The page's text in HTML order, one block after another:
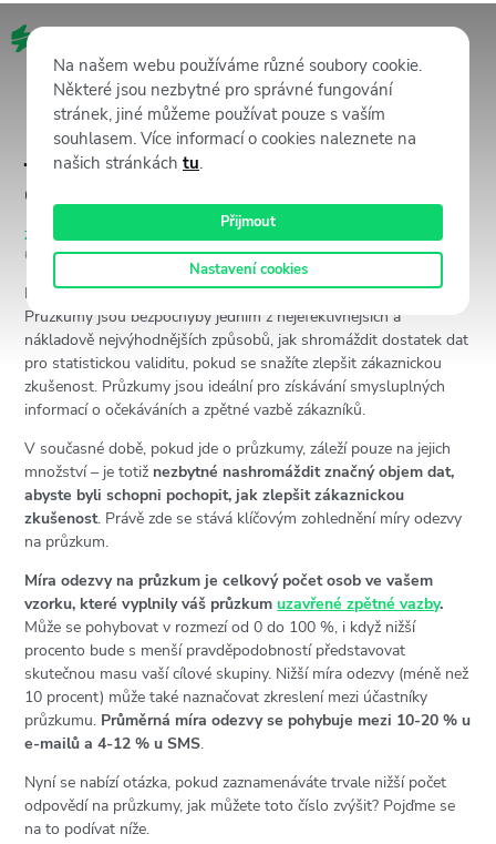
Jak zvýšit počet odpovědí na
dotazníky?
Zákaznícká zkušenost (CX)
22 července, 2022
6270 Views Karolina Purtzova
Reading Time:3 minutes
Průzkumy jsou bezpochyby jedním z nejefektivnějších a
nákladově nejvýhodnějších způsobů, jak shromáždit dostatek dat
pro statistickou validitu, pokud se snažíte zlepšit zákaznickou
zkušenost. Průzkumy jsou ideální pro získávání smysluplných
informací o očekáváních a zpětné vazbě zákazníků.
V současné době, pokud jde o průzkumy, záleží pouze na jejich
množství – je totiž nezbytné nashromáždit značný objem dat,
abyste byli schopni pochopit, jak zlepšit zákaznickou
zkušenost. Právě zde se stává klíčovým zohlednění míry odezvy
na průzkum.
Míra odezvy na průzkum je celkový počet osob ve vašem
vzorku, které vyplnily váš průzkumuzavřené zpětné vazby.
Může se pohybovat v rozmezí od 0 do 100 %, i když nižší
procento bude s menší pravděpodobností představovat
skutečnou masu vaší cílové skupiny. Nižší míra odezvy (méně než
10 procent) může také naznačovat zkreslení mezi účastníky
průzkumu. Průměrná míra odezvy se pohybuje mezi 10-20 % u
e-mailů a 4-12 % u SMS.
Nyní se nabízí otázka, pokud zaznamenáváte trvale nižší počet
odpovědí na průzkumy, jak můžete toto číslo zvýšit? Pojďme se
na to podívat níže.
Na našem webu používáme různé soubory cookie.
Některé jsou nezbytné pro správné fungování
stránek, jiné můžeme používat pouze s vaším
souhlasem. Více informací o cookies naleznete na
našich stránkách tu.
Přijmout
Nastavení cookies